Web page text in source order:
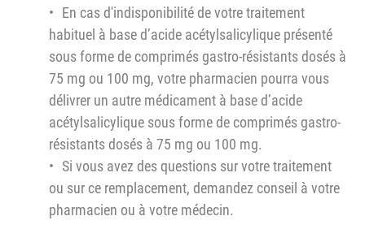
En cas d'indisponibilité de votre traitement
habituel à base d’acide acétylsalicylique présenté
sous forme de comprimés gastro-résistants dosés à
75 mg ou 100 mg, votre pharmacien pourra vous
délivrer un autre médicament à base d’acide
acétylsalicylique sous forme de comprimés gastro-
résistants dosés à 75 mg ou 100 mg.
Si vous avez des questions sur votre traitement
ou sur ce remplacement, demandez conseil à votre
pharmacien ou à votre médecin.